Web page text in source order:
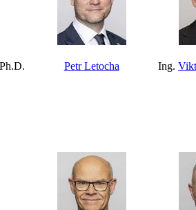
Petr Letocha Ing.